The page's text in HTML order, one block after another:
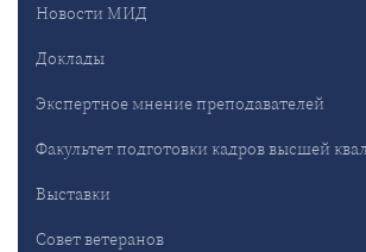
Новости МИД
Доклады
Экспертное мнение преподавателей
Факультет подготовки кадров высшей
Выставки
Совет ветеранов